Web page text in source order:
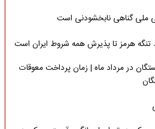
ملی گناهی نابخشودنی است
هرمز تا پذیرش همه شروط ایران است
در مرداد ماه | زمان پرداخت معوقات